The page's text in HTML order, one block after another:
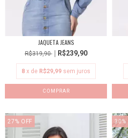
JAQUETA JEANS
R$319,90 R$239,90
8 x de R$29,99 sem juros
COMPRAR
27% OFF 30%